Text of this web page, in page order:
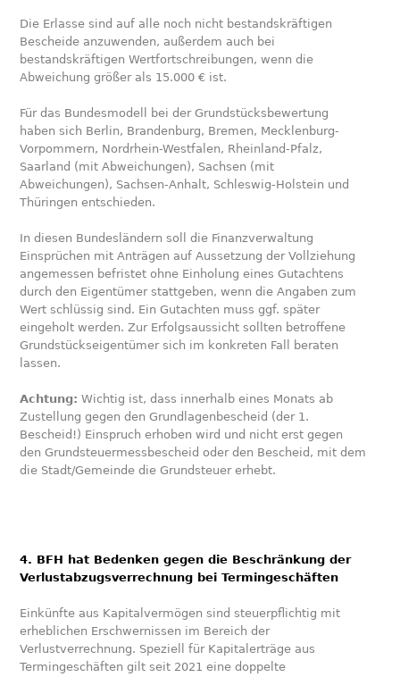
Die Erlasse sind auf alle noch nicht bestandskräftigen
Bescheide anzuwenden, außerdem auch bei
bestandskräftigen Wertfortschreibungen, wenn die
Abweichung größer als 15.000 € ist.
Für das Bundesmodell bei der Grundstücksbewertung
haben sich Berlin, Brandenburg, Bremen, Mecklenburg-
Vorpommern, Nordrhein-Westfalen, Rheinland-Pfalz,
Saarland (mit Abweichungen), Sachsen (mit
Abweichungen), Sachsen-Anhalt, Schleswig-Holstein und
Thüringen entschieden.
In diesen Bundesländern soll die Finanzverwaltung
Einsprüchen mit Anträgen auf Aussetzung der Vollziehung
angemessen befristet ohne Einholung eines Gutachtens
durch den Eigentümer stattgeben, wenn die Angaben zum
Wert schlüssig sind. Ein Gutachten muss ggf. später
eingeholt werden. Zur Erfolgsaussicht sollten betroffene
Grundstückseigentümer sich im konkreten Fall beraten
lassen.
Achtung: Wichtig ist, dass innerhalb eines Monats ab
Zustellung gegen den Grundlagenbescheid (der 1.
Bescheid!) Einspruch erhoben wird und nicht erst gegen
den Grundsteuermessbescheid oder den Bescheid, mit dem
die Stadt/Gemeinde die Grundsteuer erhebt.
4. BFH hat Bedenken gegen die Beschränkung der
Verlustabzugsverrechnung bei Termingeschäften
Einkünfte aus Kapitalvermögen sind steuerpflichtig mit
erheblichen Erschwernissen im Bereich der
Verlustverrechnung. Speziell für Kapitalerträge aus
Termingeschäften gilt seit 2021 eine doppelte